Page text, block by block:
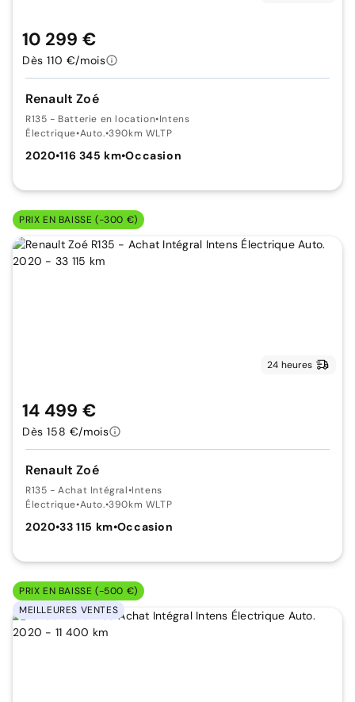
Renault Zoé
R135 - Batterie en location•Intens
Électrique•Auto.•390km WLTP
2020•116 345 km•Occasion
10 299 €
Dès 110 €/mois
PRIX EN BAISSE (-300 €)
24 heures
Renault Zoé
R135 - Achat Intégral•Intens
Électrique•Auto.•390km WLTP
2020•33 115 km•Occasion
14 499 €
Dès 158 €/mois
PRIX EN BAISSE (-500 €)
MEILLEURES VENTES